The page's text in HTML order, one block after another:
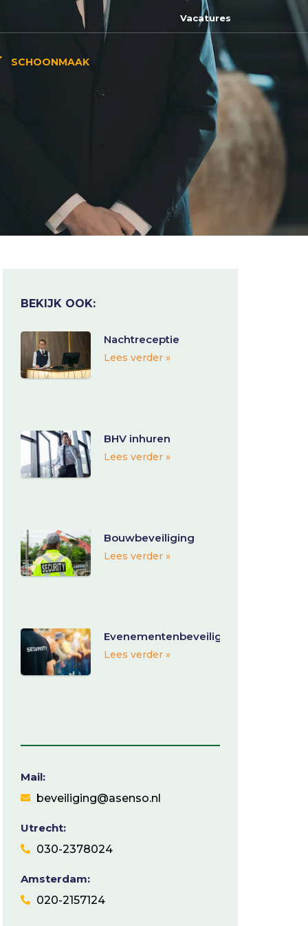
Vacatures
SCHOONMAAK
BEKIJK OOK:
Nachtreceptie
Lees verder »
BHV inhuren
Lees verder »
Bouwbeveiliging
Lees verder »
Evenementenbeveiliging
Lees verder »
Mail:
beveiliging@asenso.nl
Utrecht:
030-2378024
Amsterdam:
020-2157124